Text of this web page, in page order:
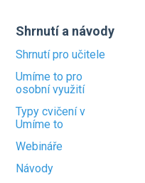
Shrnutí a návody
Shrnutí pro učitele
Umíme to pro
osobní využití
Typy cvičení v
Umíme to
Webináře
Návody